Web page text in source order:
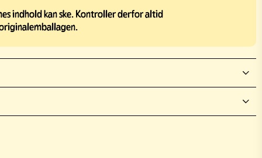
indhold kan ske. Kontroller derfor altid